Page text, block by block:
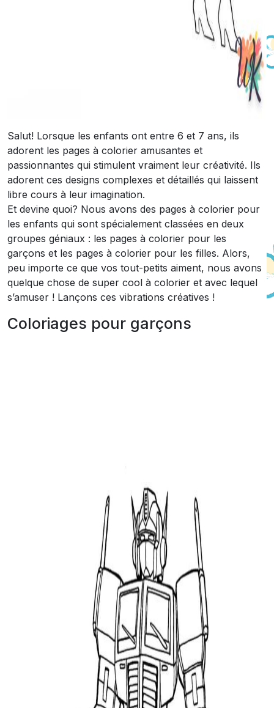
Salut! Lorsque les enfants ont entre 6 et 7 ans, ils
adorent les pages à colorier amusantes et
passionnantes qui stimulent vraiment leur créativité. Ils
adorent ces designs complexes et détaillés qui laissent
libre cours à leur imagination.
Et devine quoi? Nous avons des pages à colorier pour
les enfants qui sont spécialement classées en deux
groupes géniaux : les pages à colorier pour les
garçons et les pages à colorier pour les filles. Alors,
peu importe ce que vos tout-petits aiment, nous avons
quelque chose de super cool à colorier et avec lequel
s’amuser ! Lançons ces vibrations créatives !
Coloriages pour garçons